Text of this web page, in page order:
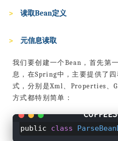
读取Bean定义
元信息读取
我们要创建一个Bean，首先第
息，在Spring中，主要提供了
式，分别是Xml、Properties、
方式都特别简单：
public class